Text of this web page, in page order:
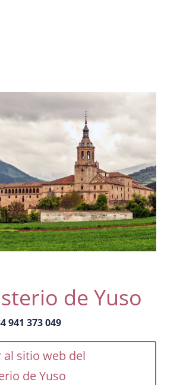
de Yuso
941 373 049
al sitio web del
de Yuso